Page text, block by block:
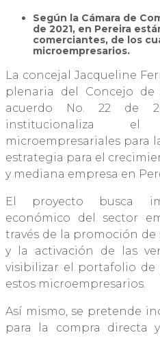
Según la Cámara de
de 2021, en Pereira
comerciantes, de los
microempresarios.
La concejal Jacqueline
plenaria del Concejo
acuerdo No. 22 de
institucionaliza
microempresariales para
estrategia para el
y mediana empresa en
El proyecto busca
económico del sector
través de la promoción de
y la activación de las
visibilizar el portafolio de
estos microempresarios.
Así mismo, se pretende
para la compra directa